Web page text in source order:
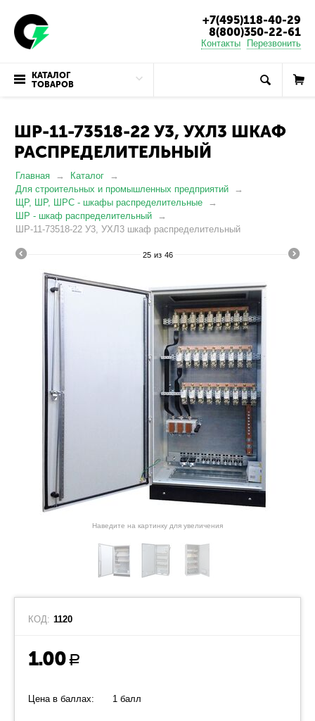
+7(495)118-40-29
8(800)350-22-61
Контакты Перезвонить
КАТАЛОГ
ТОВАРОВ
ШР-11-73518-22 У3, УХЛ3 ШКАФ
РАСПРЕДЕЛИТЕЛЬНЫЙ
Главная
Каталог
Для строительных и промышленных предприятий
ЩР, ШР, ШРС - шкафы распределительные
ШР - шкаф распределительный
ШР-11-73518-22 У3, УХЛ3 шкаф распределительный
25 из 46
Наведите на картинку для увеличения
КОД: 1120
1.00 Р
Цена в баллах: 1 балл